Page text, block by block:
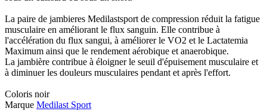
La paire de jambieres Medilastsport de compression réduit la fatigue
musculaire en améliorant le flux sanguin. Elle contribue à
l'accélération du flux sangui, à améliorer le VO2 et le Lactatemia
Maximum ainsi que le rendement aérobique et anaerobique.
La jambière contribue à éloigner le seuil d'épuisement musculaire et
à diminuer les douleurs musculaires pendant et après l'effort.
Coloris noir
Marque Medilast Sport